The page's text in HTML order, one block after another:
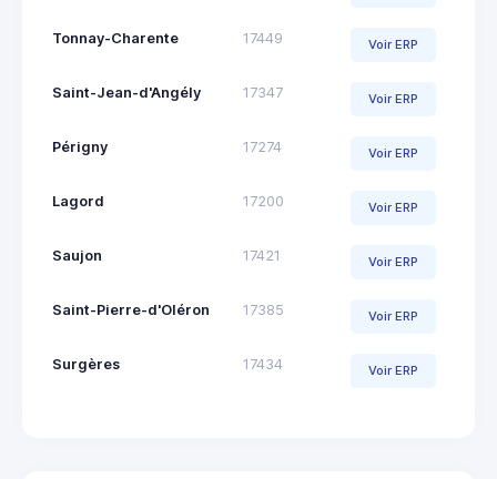
Tonnay-Charente 17449 Voir ERP
Saint-Jean-d'Angély 17347 Voir ERP
Périgny 17274 Voir ERP
Lagord 17200 Voir ERP
Saujon 17421 Voir ERP
Saint-Pierre-d'Oléron 17385 Voir ERP
Surgères 17434 Voir ERP